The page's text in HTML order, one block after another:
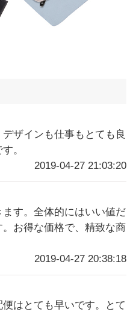
ザインも仕事もとても良
。
2019-04-27 21:03:20
す。全体的にはいい値だ
お得な価格で、精致な商
2019-04-27 20:38:18
はとても早いです。とて